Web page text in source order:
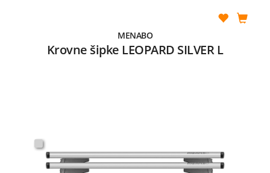
MENABO
Krovne šipke LEOPARD SILVER L